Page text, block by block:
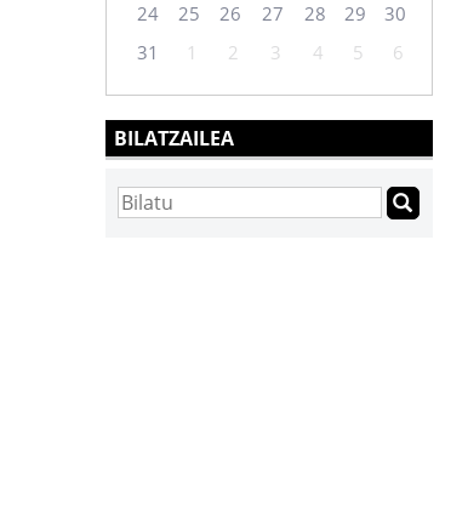
24
25 26 27 28 29
30
31
1 2 3 4 5 6
BILATZAILEA